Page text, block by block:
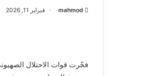
mahmod فبراير 11, 2026
فجّرت قوات الاحتلال